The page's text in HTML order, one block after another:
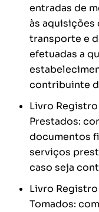
entradas de
às aquisições
transporte e
efetuadas a
contribuinte
Livro
Prestados:
documentos
serviços
caso seja
Livro
Tomados: